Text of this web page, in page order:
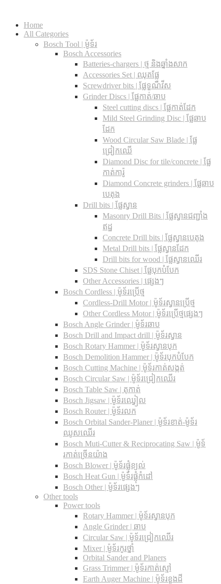
Home
All Categories
Bosch Tool | ម៉ូទ័រ
Bosch Accessories
Batteries-chargers | ថ្ម និងឆ្នាំងសាក
Accessories Set | ឈុតផ្លែ
Screwdriver bits | ផ្លែទួណឺវីស
Grinder Discs |​ ផ្លែកាត់/ឆាប
Steel cutting discs |​ ផ្លែកាត់ដែក
Mild Steel Grinding Disc | ផ្លែឆាប
ដែក
Wood Circular Saw Blade | ផ្លែ
ជ្រៀកឈើ
Diamond Disc for tile/concrete​ | ផ្លែ
កាត់ការ៉ូ
Diamond Concrete grinders | ផ្លែឆាប
បេតុង
Drill bits |​ ផ្លែស្វាន
Masonry Drill Bits |​ ផ្លែស្វានជញ្ជាំង
ឥដ្ឋ
Concrete Drill bits |​ ផ្លែស្វានបេតុង
Metal Drill bits |​ ផ្លែស្វានដែក
Drill bits for wood |​ ផ្លែស្វានឈើរ
SDS Stone Chiset |​ ផ្លែបុកបំបែក
Other Accessories | ផ្សេងៗ
Bosch Cordless | ម៉ូទ័រប្រើថ្ម
Cordless-Drill Motor | ម៉ូទ័រស្វានប្រើថ្ម
Other Cordless Motor | ម៉ូទ័រប្រើថ្មផ្សេងៗ
Bosch Angle Grinder | ម៉ូទ័រឆាប
Bosch Drill and Impact drill | ម៉ូទ័រស្វាន
Bosch Rotary Hammer | ម៉ូទ័រស្វានបុក
Bosch Demolition Hammer | ម៉ូទ័របុកបំបែក
Bosch Cutting Machine | ម៉ូទ័រកាត់សង្កត់
Bosch Circular Saw | ម៉ូទ័រជ្រៀកឈើរ
Bosch Table Saw | តុកាត់
Bosch Jigsaw | ម៉ូទ័រឈ្វៀល
Bosch Router | ម៉ូទ័រលក
Bosch Orbital Sander-Planer​ | ម៉ូទ័រខាត់-ម៉ូទ័រ
ឈូសឈើរ
Bosch Muti-Cutter & Reciprocating Saw​ | ម៉ូទ័
រកាត់ច្រើនយ៉ាង
Bosch Blower | ម៉ូទ័រផ្លុំខ្យល់
Bosch Heat Gun | ម៉ូទ័រផ្លុំកំដៅ
Bosch Other | ម៉ូទ័រផ្សេងៗ
Other tools
Power tools
Rotary Hammer | ម៉ូទ័រស្វានបុក
Angle Grinder | ឆាប
Circular Saw​ | ម៉ូទ័រជ្រៀកឈើរ
Mixer | ម៉ូទ័រកូរថ្នាំ
Orbital Sander and Planers
Grass Trimmer | ម៉ូទ័រកាត់ស្មៅ
Earth Auger Machine | ម៉ូទ័រខួងដី